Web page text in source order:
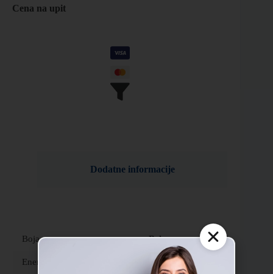
Cena na upit
Dodatne informacije
Boja Bela
Energetska klasa hlađenja A++